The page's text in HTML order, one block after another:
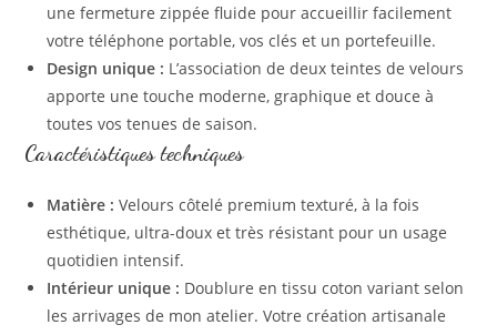
une fermeture zippée fluide pour accueillir facilement
votre téléphone portable, vos clés et un portefeuille.
Design unique : L’association de deux teintes de velours
apporte une touche moderne, graphique et douce à
toutes vos tenues de saison.
Caractéristiques techniques
Matière : Velours côtelé premium texturé, à la fois
esthétique, ultra-doux et très résistant pour un usage
quotidien intensif.
Intérieur unique : Doublure en tissu coton variant selon
les arrivages de mon atelier. Votre création artisanale